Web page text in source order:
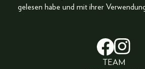
gelesen habe und mit ihrer
TEAM